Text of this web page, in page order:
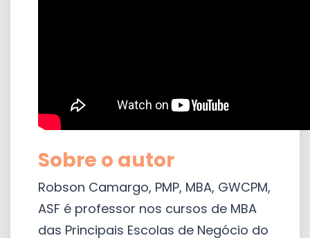
Sobre o autor
Robson Camargo, PMP, MBA, GWCPM,
ASF é professor nos cursos de MBA
das Principais Escolas de Negócio do